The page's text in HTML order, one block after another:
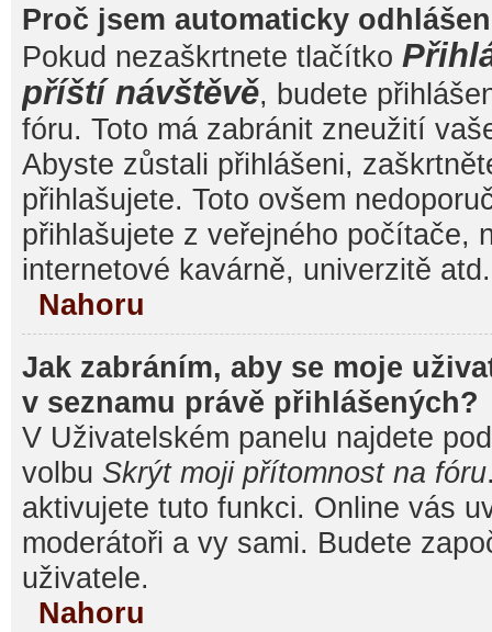
Proč jsem automaticky
Pokud nezaškrtnete tlačítko
příští návštěvě, budete
fóru. Toto má zabránit zneužití
Abyste zůstali přihlášeni,
přihlašujete. Toto ovšem
přihlašujete z veřejného počítače,
internetové kavárně, univerzitě atd.
Nahoru
Jak zabráním, aby se moje
v seznamu právě přihlášených?
V Uživatelském panelu najdete
volbu Skrýt moji přítomnost na fóru
aktivujete tuto funkci. Online vás
moderátoři a vy sami. Budete
uživatele.
Nahoru